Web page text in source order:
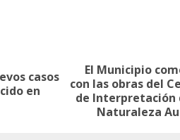
Entrada
anterior:
casos
en
Siguiente
entrada:
El Municipio
con las obras del
de Interpretación
Naturaleza